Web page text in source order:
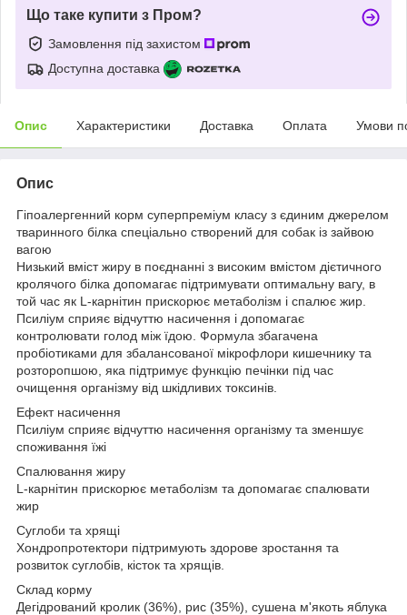
Що таке купити з Пром?
Замовлення під захистом
Доступна доставка
Опис Характеристики Доставка Оплата Умови
Опис
Гіпоалергенний корм суперпреміум класу з єдиним джерелом
тваринного білка спеціально створений для собак із зайвою
вагою
Низький вміст жиру в поєднанні з високим вмістом дієтичного
кролячого білка допомагає підтримувати оптимальну вагу, в
той час як L-карнітин прискорює метаболізм і спалює жир.
Псиліум сприяє відчуттю насичення і допомагає
контролювати голод між їдою. Формула збагачена
пробіотиками для збалансованої мікрофлори кишечнику та
розторопшою, яка підтримує функцію печінки під час
очищення організму від шкідливих токсинів.
Ефект насичення
Псиліум сприяє відчуттю насичення організму та зменшує
споживання їжі
Спалювання жиру
L-карнітин прискорює метаболізм та допомагає спалювати
жир
Суглоби та хрящі
Хондропротектори підтримують здорове зростання та
розвиток суглобів, кісток та хрящів.
Склад корму
Дегідрований кролик (36%), рис (35%), сушена м'якоть яблука